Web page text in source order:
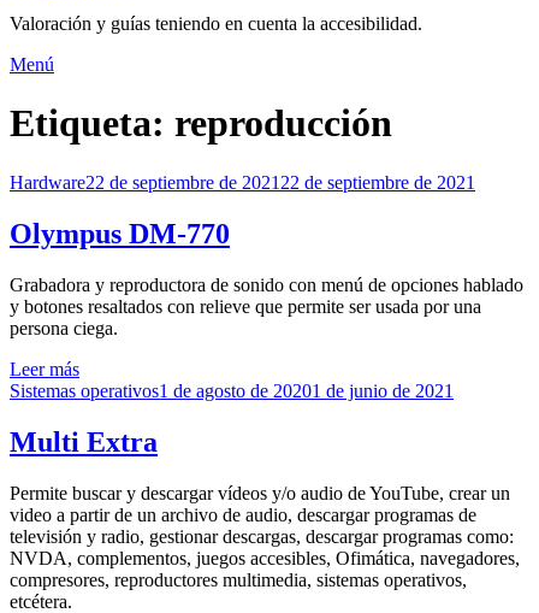
Valoración y guías teniendo en cuenta la accesibilidad.
Saltar
contenido
Menú
Etiqueta: reproducción
HardwarePublicado
22 de septiembre de 2021 22 de septiembre de 2021
Olympus DM-770
Grabadora y reproductora de sonido con menú de opciones hablado
y botones resaltados con relieve que permite ser usada por una
persona ciega.
Leer más
Sistemas operativosPublicado
1 de agosto de 20201 de junio de 2021
Multi Extra
Permite buscar y descargar vídeos y/o audio de YouTube, crear un
video a partir de un archivo de audio, descargar programas de
televisión y radio, gestionar descargas, descargar programas como:
NVDA, complementos, juegos accesibles, Ofimática, navegadores,
compresores, reproductores multimedia, sistemas operativos,
etcétera.